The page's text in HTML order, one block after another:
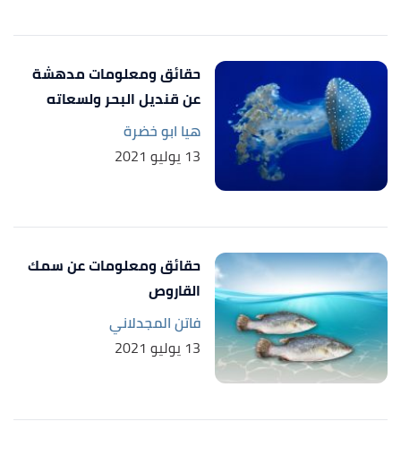
حقائق ومعلومات مدهشة
عن قنديل البحر ولسعاته
هيا ابو خضرة
13 يوليو 2021
حقائق ومعلومات عن سمك
القاروص
فاتن المجدلاني
13 يوليو 2021